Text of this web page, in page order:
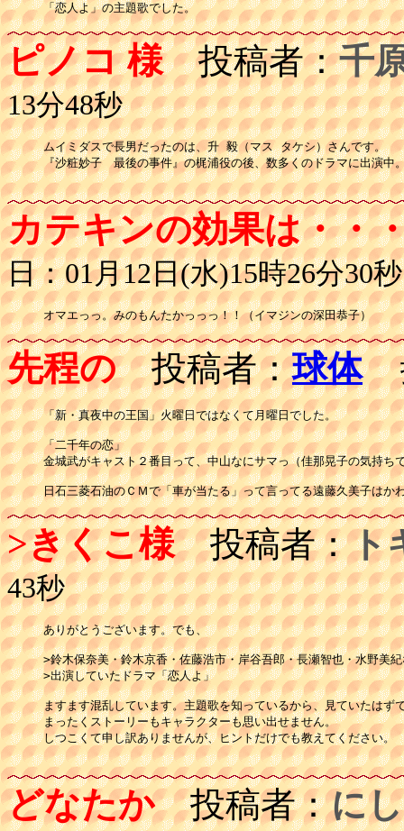
「恋人よ」の主題歌でした。
ピノコ 様投稿者：千
13分48秒
ムイミダスで長男だったのは、升 毅（マス タケシ）さんです。
『沙粧妙子　最後の事件』の梶浦役の後、数多くのドラマに出演中
カテキンの効果は・・
日：01月12日(水)15時26分30秒
オマエっっ。みのもんたかっっっ！！（イマジンの深田恭子）
先程の投稿者：球体
「新・真夜中の王国」火曜日ではなくて月曜日でした。
「二千年の恋」
金城武がキャスト２番目って、中山なにサマっ（佳那晃子の気持ち
日石三菱石油のＣＭで「車が当たる」って言ってる遠藤久美子はか
>きくこ様投稿者：ト
43秒
ありがとうございます。でも、
>鈴木保奈美・鈴木京香・佐藤浩市・岸谷吾郎・長瀬智也・水野美
>出演していたドラマ「恋人よ」
ますます混乱しています。主題歌を知っているから、見ていたはず
まったくストーリーもキャラクターも思い出せません。
しつこくて申し訳ありませんが、ヒントだけでも教えてください。
どなたか投稿者：に